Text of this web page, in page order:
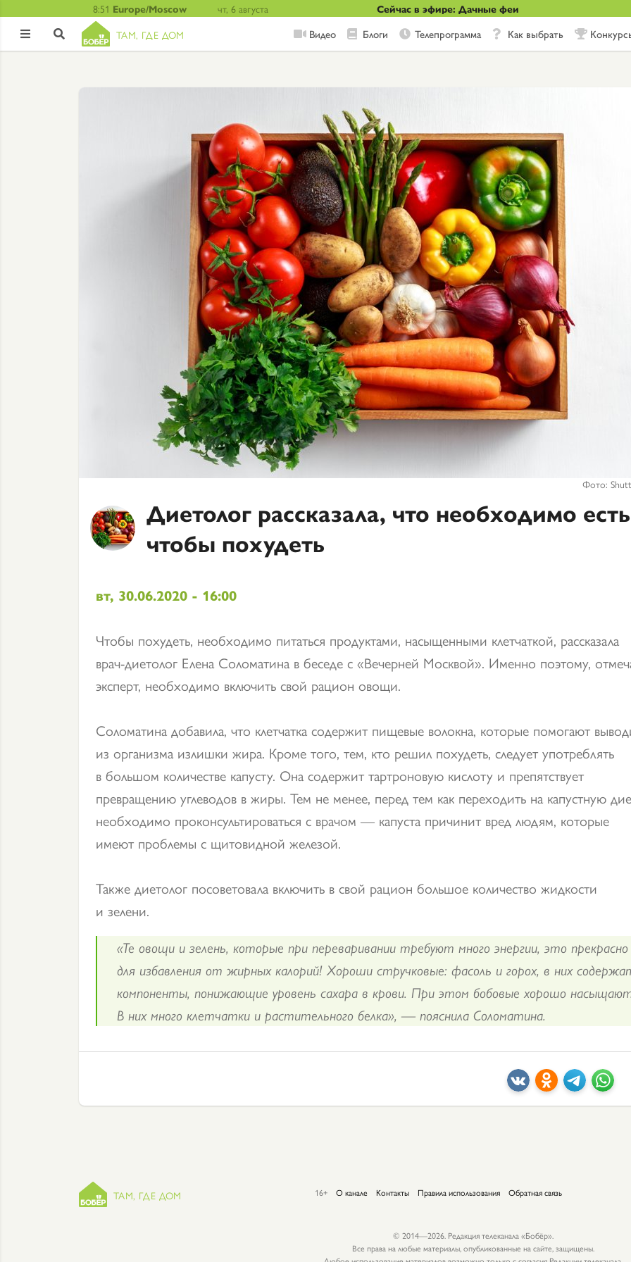
8:51 Europe/Moscow чт, 6 августа Сейчас в эфире: Дачные феи
  ТАМ, ГДЕ ДОМ Видео Блоги Телепрограмма Как выбрать
Фото:
Диетолог рассказала, что необходимо
чтобы похудеть
вт, 30.06.2020 - 16:00
Чтобы похудеть, необходимо питаться продуктами, насыщенными клетчаткой, рассказала
врач-диетолог Елена Соломатина в беседе с «Вечерней Москвой». Именно поэтому,
эксперт, необходимо включить свой рацион овощи.
Соломатина добавила, что клетчатка содержит пищевые волокна, которые помогают
из организма излишки жира. Кроме того, тем, кто решил похудеть, следует употреблять
в большом количестве капусту. Она содержит тартроновую кислоту и препятствует
превращению углеводов в жиры. Тем не менее, перед тем как переходить на капустную
необходимо проконсультироваться с врачом — капуста причинит вред людям, которые
имеют проблемы с щитовидной железой.
Также диетолог посоветовала включить в свой рацион большое количество жидкости
и зелени.
«Те овощи и зелень, которые при переваривании требуют много энергии, это прекрасно
для избавления от жирных калорий! Хороши стручковые: фасоль и горох, в них
компоненты, понижающие уровень сахара в крови. При этом бобовые хорошо
В них много клетчатки и растительного белка», — пояснила Соломатина.
ТАМ, ГДЕ ДОМ 16+ О канале Контакты Правила использования Обратная связь
© 2014—2026. Редакция телеканала «Бобёр».
Все права на любые материалы, опубликованные на сайте, защищены.